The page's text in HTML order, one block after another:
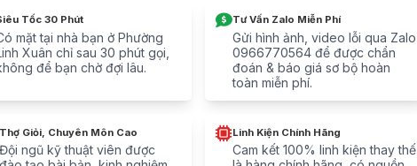
Tốc 30 Phút
mặt tại nhà bạn ở Phường
Xuân chỉ sau 30 phút gọi,
để bạn chờ đợi lâu.
Tư Vấn Zalo Miễn Phí
Gửi hình ảnh, video lỗi qua Zalo
0966770564 để được chẩn
đoán & báo giá sơ bộ hoàn
toàn miễn phí.
Giỏi, Chuyên Môn Cao
Đội ngũ kỹ thuật viên được
Linh Kiện Chính Hãng
Cam kết 100% linh kiện thay thế